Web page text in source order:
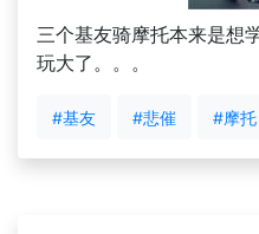
三个基友骑摩托本来是想
玩大了。。。
#基友 #悲催 #摩托